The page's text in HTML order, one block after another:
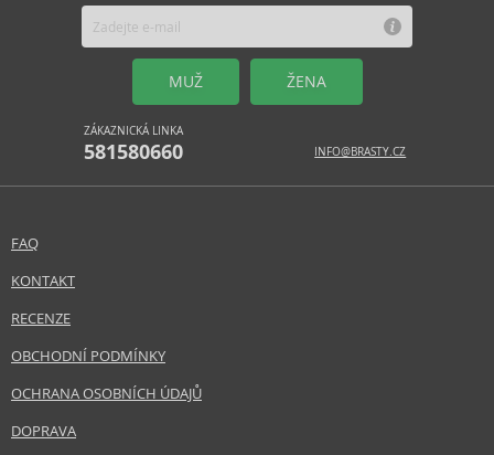
MUŽ ŽENA
ZÁKAZNICKÁ LINKA
581580660 INFO@BRASTY.CZ
FAQ
KONTAKT
RECENZE
OBCHODNÍ PODMÍNKY
OCHRANA OSOBNÍCH ÚDAJŮ
DOPRAVA